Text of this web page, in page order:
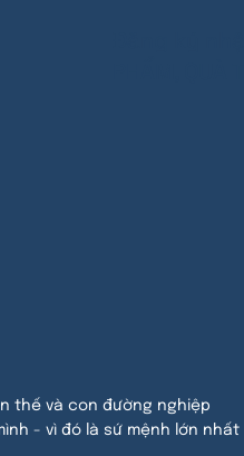
thế và con đường nghiệp
- vì đó là sứ mệnh lớn nhất